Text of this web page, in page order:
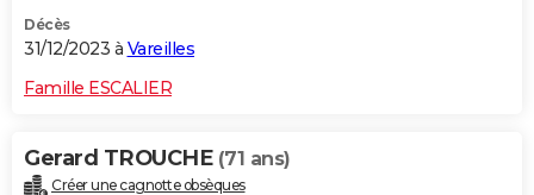
GUIDES D'ACHAT
Carte de Noël
Carte Bonne année
Carte Saint-Valentin
Carte Pâques
Carte d'anniversaire
DICTIONNAIRE
Décès
31/12/2023 à Vareilles
Famille ESCALIER
Gerard TROUCHE (71 ans)
Créer une cagnotte obsèques